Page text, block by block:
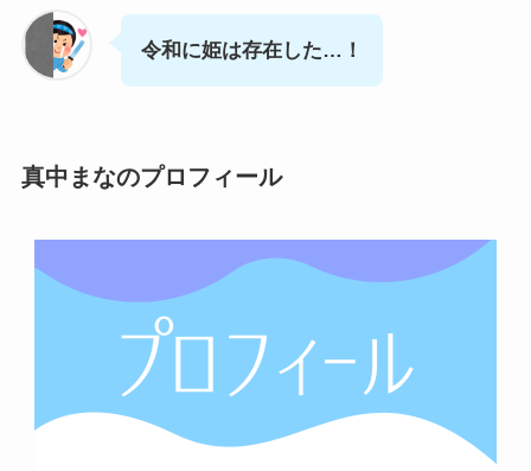
令和に姫は存在した…！
真中まなのプロフィール